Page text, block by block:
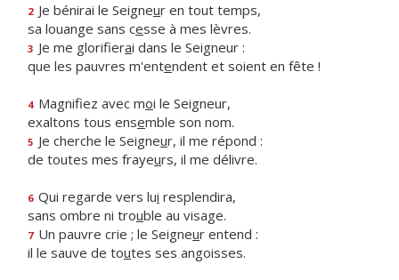
2 Je bénirai le Seigneur en tout temps,
sa louange sans cesse à mes lèvres.
3 Je me glorifierai dans le Seigneur :
que les pauvres m'entendent et soient en fête !
4 Magnifiez avec moi le Seigneur,
exaltons tous ensemble son nom.
5 Je cherche le Seigneur, il me répond :
de toutes mes frayeurs, il me délivre.
6 Qui regarde vers lui resplendira,
sans ombre ni trouble au visage.
7 Un pauvre crie ; le Seigneur entend :
il le sauve de toutes ses angoisses.